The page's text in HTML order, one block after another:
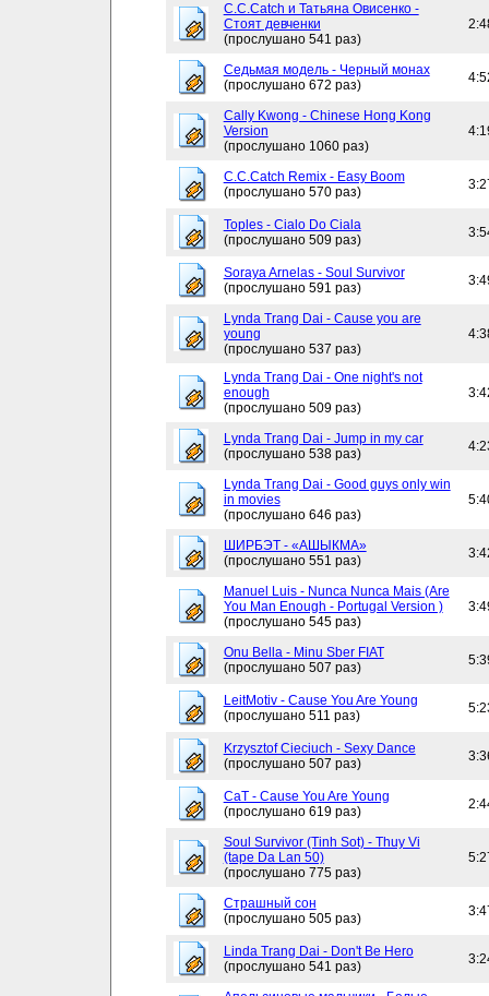
C.C.Catch и Татьяна Овисенко -
Стоят девченки
(прослушано 541 раз)
Седьмая модель - Черный монах
(прослушано 672 раз)
Cally Kwong - Chinese Hong Kong
Version
(прослушано 1060 раз)
C.C.Catch Remix - Easy Boom
(прослушано 570 раз)
Toples - Cialo Do Ciala
(прослушано 509 раз)
Soraya Arnelas - Soul Survivor
(прослушано 591 раз)
Lynda Trang Dai - Cause you are
young
(прослушано 537 раз)
Lynda Trang Dai - One night's not
enough
(прослушано 509 раз)
Lynda Trang Dai - Jump in my car
(прослушано 538 раз)
Lynda Trang Dai - Good guys only win
in movies
(прослушано 646 раз)
ШИРБЭТ - «АШЫКМА»
(прослушано 551 раз)
Manuel Luis - Nunca Nunca Mais (Are
You Man Enough - Portugal Version )
(прослушано 545 раз)
Onu Bella - Minu Sber FIAT
(прослушано 507 раз)
LeitMotiv - Cause You Are Young
(прослушано 511 раз)
Krzysztof Cieciuch - Sexy Dance
(прослушано 507 раз)
CaT - Cause You Are Young
(прослушано 619 раз)
Soul Survivor (Tinh Sot) - Thuy Vi
(tape Da Lan 50)
(прослушано 775 раз)
Страшный сон
(прослушано 505 раз)
Linda Trang Dai - Don't Be Hero
(прослушано 541 раз)